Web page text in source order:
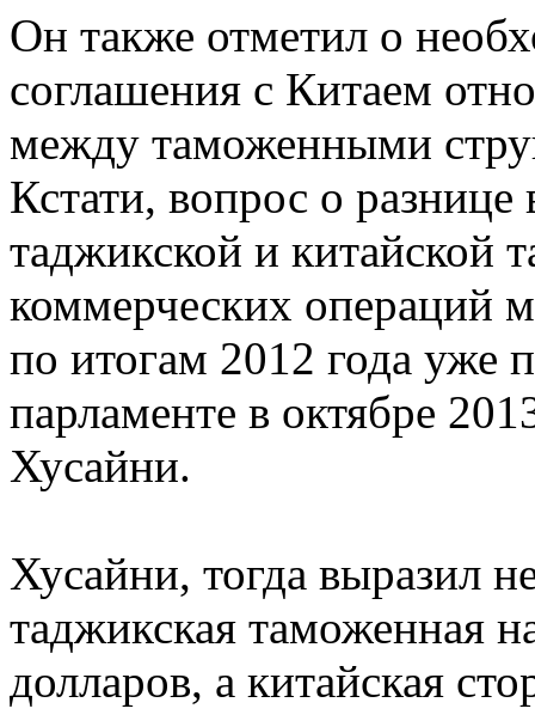
Он также отметил о
соглашения с Китаем
между таможенными
Кстати, вопрос о
таджикской и китайской
коммерческих операций
по итогам 2012 года уже
парламенте в октябре
Хусайни.
Хусайни, тогда выразил
таджикская таможенная
долларов, а китайская